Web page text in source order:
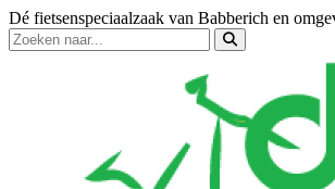
Dé fietsenspeciaalzaak van Babberich en